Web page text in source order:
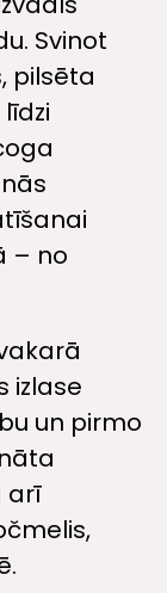
Svinot
pilsēta
– no
izlase
un pirmo
arī